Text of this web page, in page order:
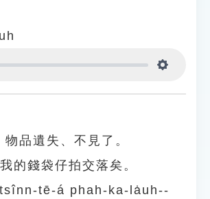
物品遺失、不見了。
我的錢袋仔拍交落矣。
tē-á phah-ka-la̍uh--